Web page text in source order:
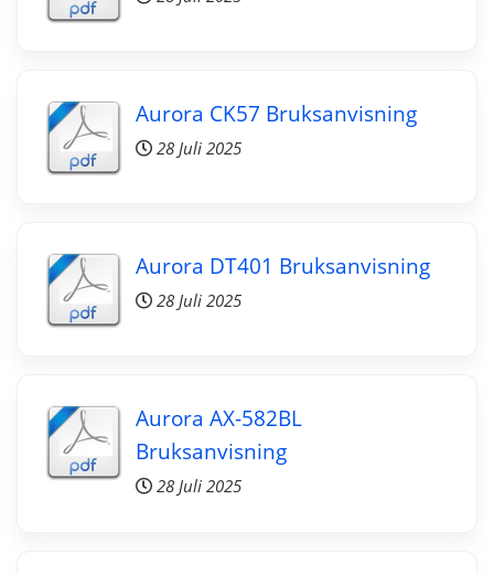
Aurora CK57 Bruksanvisning
28 Juli 2025
Aurora DT401 Bruksanvisning
28 Juli 2025
Aurora AX-582BL
Bruksanvisning
28 Juli 2025